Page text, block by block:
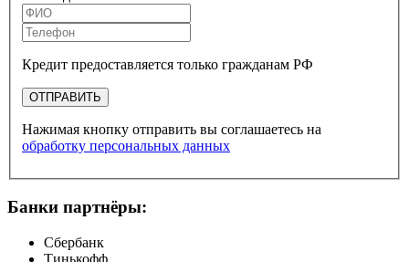
Кредит предоставляется только гражданам РФ
ОТПРАВИТЬ
Нажимая кнопку отправить вы соглашаетесь на
обработку персональных данных
Банки партнёры:
Сбербанк
Тинькофф